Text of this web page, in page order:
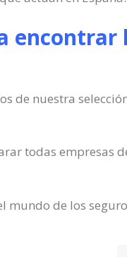
encontrar
de nuestra
todas empresas
mundo de los